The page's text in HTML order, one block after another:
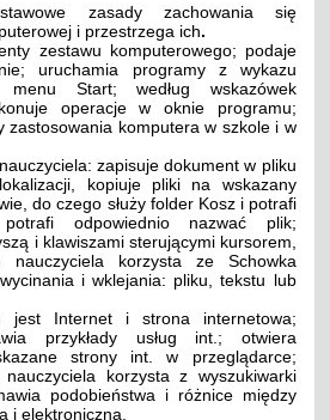
zasady zachowania się
i przestrzega ich.
zestawu komputerowego; podaje
uruchamia programy z wykazu
Start; według wskazówek
operacje w oknie programu;
zastosowania komputera w szkole i w
zapisuje dokument w pliku
kopiuje pliki na wskazany
do czego służy folder Kosz i potrafi
odpowiednio nazwać plik;
i klawiszami sterującymi kursorem,
nauczyciela korzysta ze Schowka
i wklejania: pliku, tekstu lub
jest Internet i strona internetowa;
przykłady usług int.; otwiera
strony int. w przeglądarce;
korzysta z wyszukiwarki
podobieństwa i różnice między
i elektroniczną.